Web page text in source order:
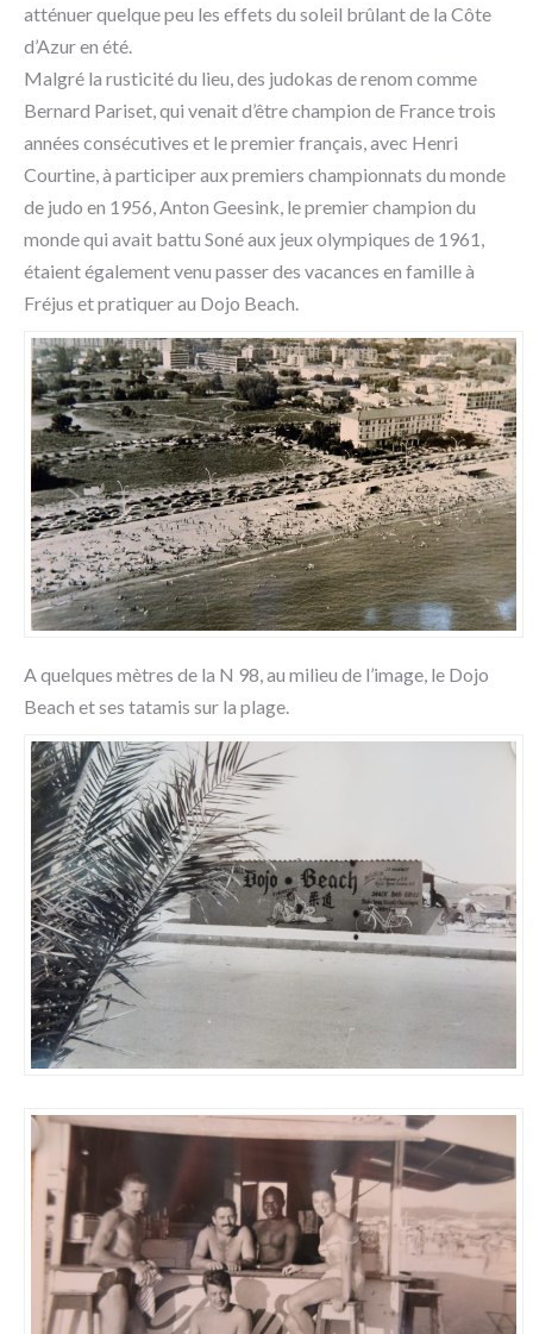
atténuer quelque peu les effets du soleil brûlant de la Côte
d’Azur en été.
Malgré la rusticité du lieu, des judokas de renom comme
Bernard Pariset, qui venait d’être champion de France trois
années consécutives et le premier français, avec Henri
Courtine, à participer aux premiers championnats du monde
de judo en 1956, Anton Geesink, le premier champion du
monde qui avait battu Soné aux jeux olympiques de 1961,
étaient également venu passer des vacances en famille à
Fréjus et pratiquer au Dojo Beach.
A quelques mètres de la N 98, au milieu de l’image, le Dojo
Beach et ses tatamis sur la plage.